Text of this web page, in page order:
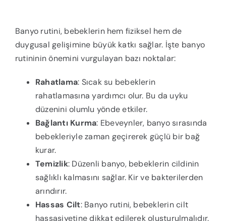
Banyo rutini, bebeklerin hem fiziksel hem de
duygusal gelişimine büyük katkı sağlar. İşte banyo
rutininin önemini vurgulayan bazı noktalar:
Rahatlama: Sıcak su bebeklerin
rahatlamasına yardımcı olur. Bu da uyku
düzenini olumlu yönde etkiler.
Bağlantı Kurma: Ebeveynler, banyo sırasında
bebekleriyle zaman geçirerek güçlü bir bağ
kurar.
Temizlik: Düzenli banyo, bebeklerin cildinin
sağlıklı kalmasını sağlar. Kir ve bakterilerden
arındırır.
Hassas Cilt: Banyo rutini, bebeklerin cilt
hassasiyetine dikkat edilerek oluşturulmalıdır.